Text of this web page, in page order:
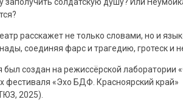
заполучить солдатскую душу? Или
расскажет не только словами, но и
соединяя фарс и трагедию, гротеск и
был создан на режиссёрской лаборатории
фестиваля «Эхо БДФ. Красноярский край»
2025).